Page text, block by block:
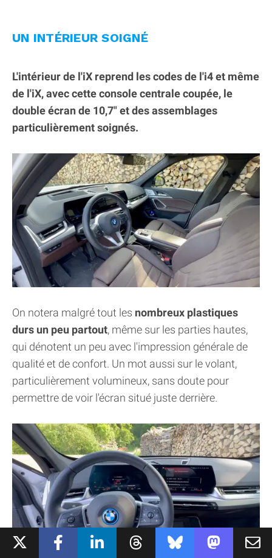
UN INTÉRIEUR SOIGNÉ
L'intérieur de l'iX reprend les codes de l'i4 et même
de l'iX, avec cette console centrale coupée, le
double écran de 10,7" et des assemblages
particulièrement soignés.
On notera malgré tout les nombreux plastiques
durs un peu partout, même sur les parties hautes,
qui dénotent un peu avec l'impression générale de
qualité et de confort. Un mot aussi sur le volant,
particulièrement volumineux, sans doute pour
permettre de voir l'écran situé juste derrière.